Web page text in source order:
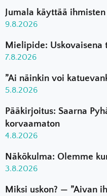
Jumala käyttää
9.8.2026
Mielipide: Uskovaisena
7.8.2026
”Ai näinkin voi
5.8.2026
Pääkirjoitus: Saarna
korvaamaton
4.8.2026
Näkökulma: Olemme
3.8.2026
Miksi uskon? — ”Aivan